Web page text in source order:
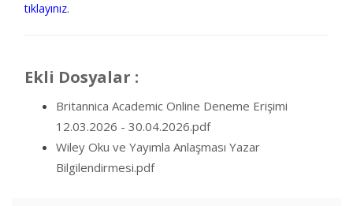
tıklayınız.
Ekli Dosyalar :
Britannica Academic Online Deneme Erişimi
12.03.2026 - 30.04.2026.pdf
Wiley Oku ve Yayımla Anlaşması Yazar
Bilgilendirmesi.pdf